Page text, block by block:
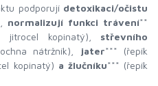
podporují detoxikaci/očistu
normalizují funkci trávení**
jitrocel kopinatý), střevního
nátržník), jater*** (řepík
kopinatý) a žlučníku*** (řepík